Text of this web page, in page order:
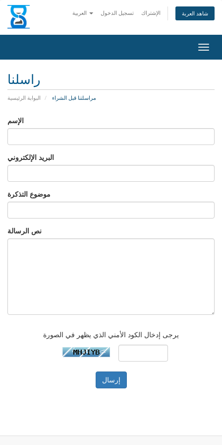
تسجيل الدخول الإشتراك شاهد العربة
راسلنا
البوابة الرئيسية مراسلتنا قبل الشراء
الإسم
البريد الإلكتروني
موضوع التذكرة
نص الرسالة
يرجى إدخال الكود الأمني الذي يظهر في الصورة
إرسال